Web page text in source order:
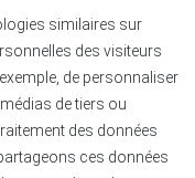
similaires sur
des visiteurs
de personnaliser
de tiers ou
des données
ces données